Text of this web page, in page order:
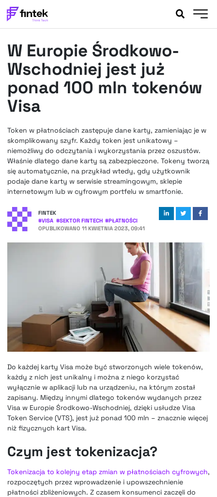
BANKOWOŚĆ
EVENTY
FELIETONY
WYWIADY
LEGAL
FINTEKEXTRA
OKIEM EKSPERTA
W Europie Środkowo-
Wschodniej jest już
ponad 100 mln tokenów
Visa
Token w płatnościach zastępuje dane karty, zamieniając je w
skomplikowany szyfr. Każdy token jest unikatowy –
niemożliwy do odczytania i wykorzystania przez oszustów.
Właśnie dlatego dane karty są zabezpieczone. Tokeny tworzą
się automatycznie, na przykład wtedy, gdy użytkownik
podaje dane karty w serwisie streamingowym, sklepie
internetowym lub w cyfrowym portfelu w smartfonie.
FINTEK
#VISA #SEKTOR FINTECH #PŁATNOŚCI
OPUBLIKOWANO 11 KWIETNIA 2023, 09:41
Do każdej karty Visa może być stworzonych wiele tokenów,
każdy z nich jest unikalny i można z niego korzystać
wyłącznie w aplikacji lub na urządzeniu, na którym został
zapisany. Między innymi dlatego tokenów wydanych przez
Visa w Europie Środkowo-Wschodniej, dzięki usłudze Visa
Token Service (VTS), jest już ponad 100 mln – znacznie więcej
niż fizycznych kart Visa.
Czym jest tokenizacja?
Tokenizacja to kolejny etap zmian w płatnościach cyfrowych,
rozpoczętych przez wprowadzenie i upowszechnienie
płatności zbliżeniowych. Z czasem konsumenci zaczęli do